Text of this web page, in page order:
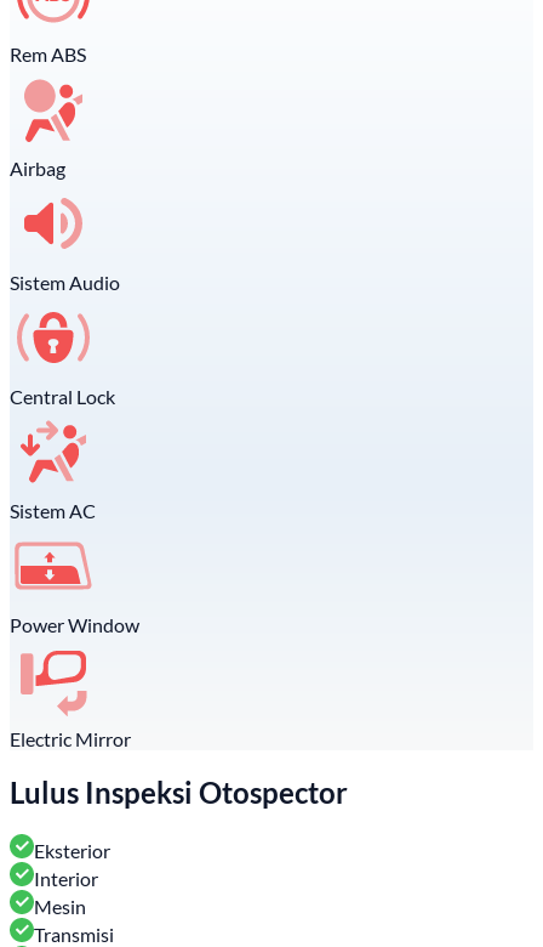
Rem ABS
Airbag
Sistem Audio
Central Lock
Sistem AC
Power Window
Electric Mirror
Lulus Inspeksi Otospector
Eksterior
Interior
Mesin
Transmisi